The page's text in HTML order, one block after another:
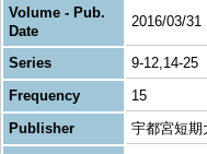
Volume - Pub.
Date
2016/03/31
Series
9-12,14-25
Frequency
15
Publisher
宇都宮短期